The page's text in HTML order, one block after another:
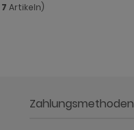
7 Artikeln)
Zahlungsmethoden